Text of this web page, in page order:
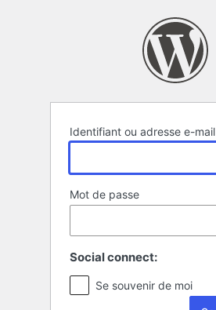
Identifiant ou adresse e-mail
Mot de passe
Social connect:
Se souvenir de moi